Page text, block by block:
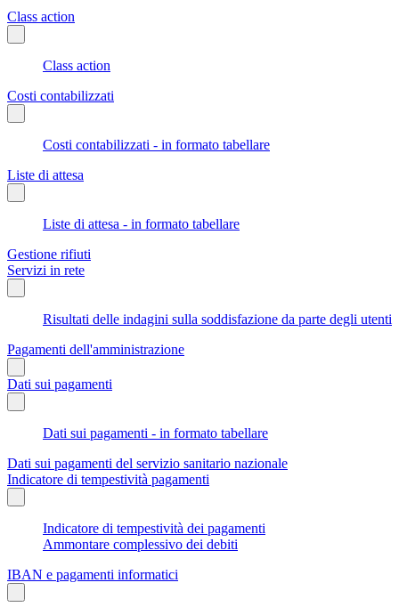
Class action
Class action
Costi contabilizzati
Costi contabilizzati - in formato tabellare
Liste di attesa
Liste di attesa - in formato tabellare
Gestione rifiuti
Servizi in rete
Risultati delle indagini sulla soddisfazione da parte degli utenti
Pagamenti dell'amministrazione
Dati sui pagamenti
Dati sui pagamenti - in formato tabellare
Dati sui pagamenti del servizio sanitario nazionale
Indicatore di tempestività pagamenti
Indicatore di tempestività dei pagamenti
Ammontare complessivo dei debiti
IBAN e pagamenti informatici